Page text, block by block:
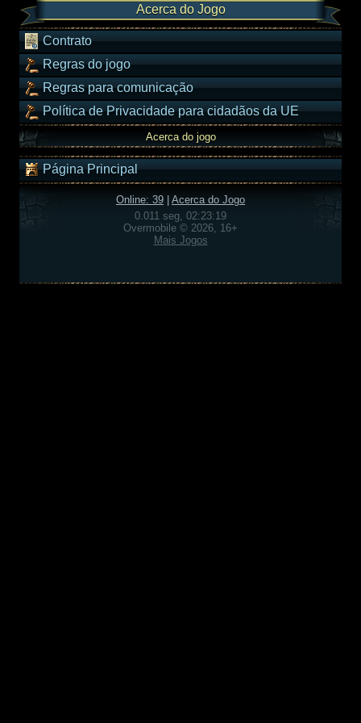
Acerca do Jogo
Contrato
Regras do jogo
Regras para comunicação
Política de Privacidade para cidadãos da UE
Acerca do jogo
Página Principal
Online: 39
Acerca do Jogo
0.011 seg, 02:23:19
Overmobile © 2026, 16+
Mais Jogos